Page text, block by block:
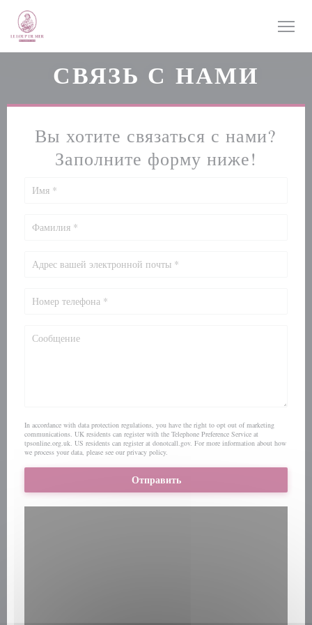
СВЯЗЬ С НАМИ
Вы хотите связаться с нами?
Заполните форму ниже!
In accordance with data protection regulations, you have the right to opt out of marketing
communications. UK residents can register with the Telephone Preference Service at
tpsonline.org.uk. US residents can register at donotcall.gov. For more information about how
we process your data, please see our privacy policy.